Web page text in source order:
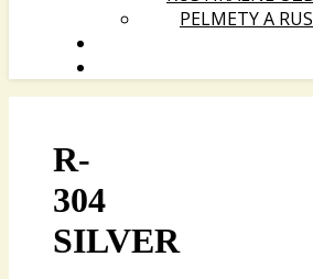
PELMETY A
R-
304
SILVER